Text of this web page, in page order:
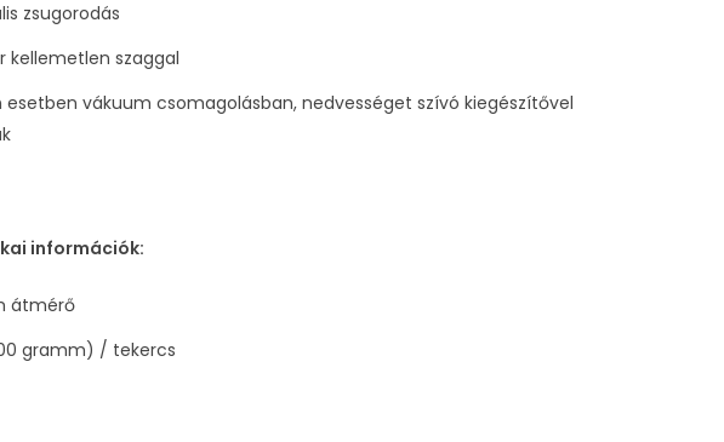
zsugorodás
kellemetlen szaggal
esetben vákuum csomagolásban, nedvességet szívó kiegészítővel
információk:
átmérő
gramm) / tekercs